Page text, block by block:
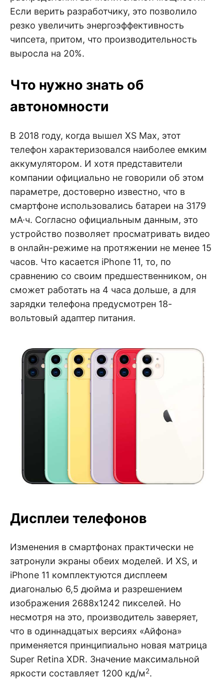
Если верить разработчику, это позволило
резко увеличить энергоэффективность
чипсета, притом, что производительность
выросла на 20%.
Что нужно знать об
автономности
В 2018 году, когда вышел XS Max, этот
телефон характеризовался наиболее емким
аккумулятором. И хотя представители
компании официально не говорили об этом
параметре, достоверно известно, что в
смартфоне использовались батареи на 3179
мА·ч. Согласно официальным данным, это
устройство позволяет просматривать видео
в онлайн-режиме на протяжении не менее 15
часов. Что касается iPhone 11, то, по
сравнению со своим предшественником, он
сможет работать на 4 часа дольше, а для
зарядки телефона предусмотрен 18-
вольтовый адаптер питания.
Дисплеи телефонов
Изменения в смартфонах практически не
затронули экраны обеих моделей. И XS, и
iPhone 11 комплектуются дисплеем
диагональю 6,5 дюйма и разрешением
изображения 2688х1242 пикселей. Но
несмотря на это, производитель заверяет,
что в одиннадцатых версиях «Айфона»
применяется принципиально новая матрица
Super Retina XDR. Значение максимальной
яркости составляет 1200 кд/м2.